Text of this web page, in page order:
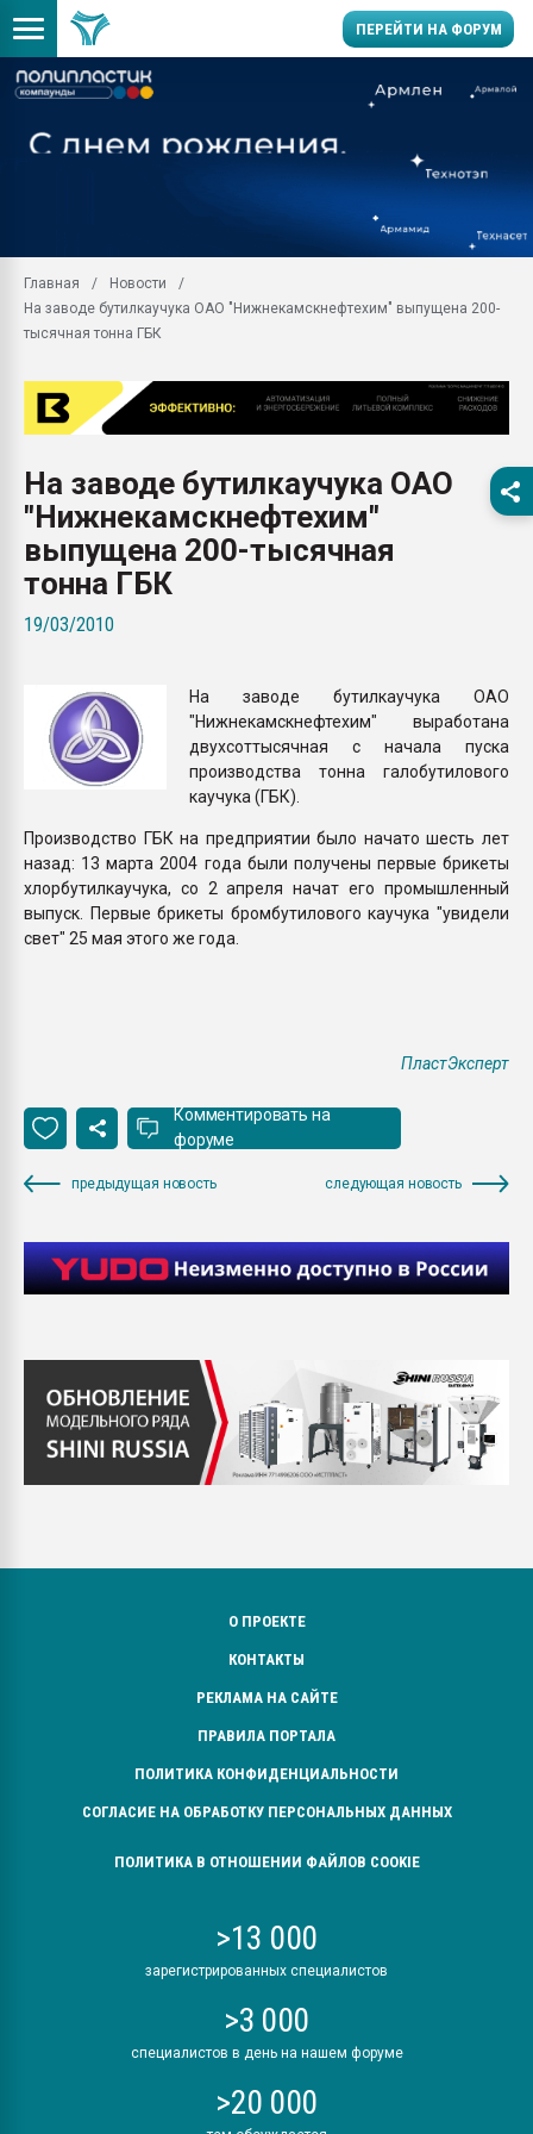
ПЕРЕЙТИ НА ФОРУМ
заводу пластмасс"
28.07.2026
первый план в
28.07.2026
ситуацией на
Всё, что касается
Главная
Новости
На заводе бутилкаучука ОАО "Нижнекамскнефтехим" выпущена 200-
тысячная тонна ГБК
На заводе бутилкаучука ОАО
"Нижнекамскнефтехим"
выпущена 200-тысячная
тонна ГБК
19/03/2010
На заводе бутилкаучука ОАО
"Нижнекамскнефтехим" выработана
двухсоттысячная с начала пуска
производства тонна галобутилового
каучука (ГБК).
Производство ГБК на предприятии было начато шесть лет
назад: 13 марта 2004 года были получены первые брикеты
хлорбутилкаучука, со 2 апреля начат его промышленный
выпуск. Первые брикеты бромбутилового каучука "увидели
свет" 25 мая этого же года.
ПластЭксперт
Комментировать на
форуме
предыдущая новость следующая новость
О ПРОЕКТЕ
КОНТАКТЫ
РЕКЛАМА НА САЙТЕ
ПРАВИЛА ПОРТАЛА
ПОЛИТИКА КОНФИДЕНЦИАЛЬНОСТИ
СОГЛАСИЕ НА ОБРАБОТКУ ПЕРСОНАЛЬНЫХ ДАННЫХ
ПОЛИТИКА В ОТНОШЕНИИ ФАЙЛОВ COOKIE
>13 000
зарегистрированных специалистов
>3 000
специалистов в день на нашем форуме
>20 000